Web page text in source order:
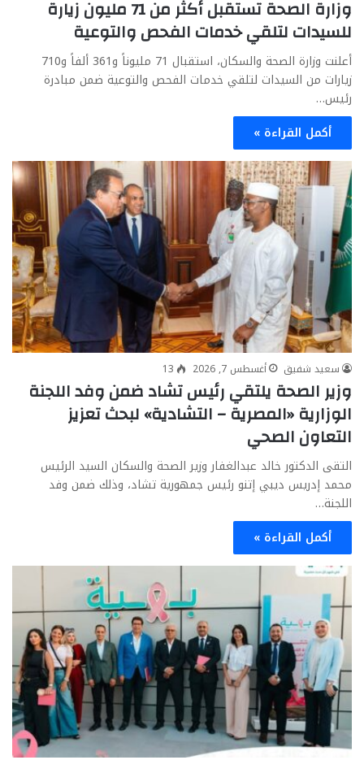
وزارة الصحة تستقبل أكثر من 71 مليون زيارة
للسيدات لتلقي خدمات الفحص والتوعية
أعلنت وزارة الصحة والسكان، استقبال 71 مليوناً و361 ألفاً و710
زيارات من السيدات لتلقي خدمات الفحص والتوعية ضمن مبادرة
رئيس…
أكمل القراءة »
سعيد شفيق أغسطس 7, 2026 13
وزير الصحة يلتقي رئيس تشاد ضمن وفد اللجنة
الوزارية «المصرية – التشادية» لبحث تعزيز
التعاون الصحي
التقى الدكتور خالد عبدالغفار وزير الصحة والسكان السيد الرئيس
محمد إدريس ديبي إتنو رئيس جمهورية تشاد، وذلك ضمن وفد
اللجنة…
أكمل القراءة »